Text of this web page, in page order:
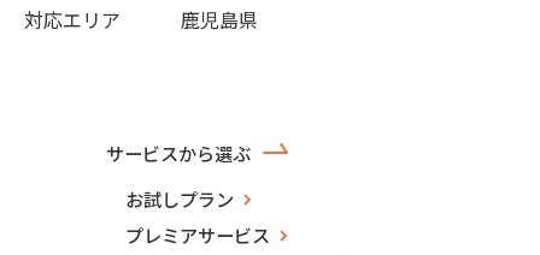
対応エリア 鹿児島県
サービスから選ぶ
お試しプラン
プレミアサービス